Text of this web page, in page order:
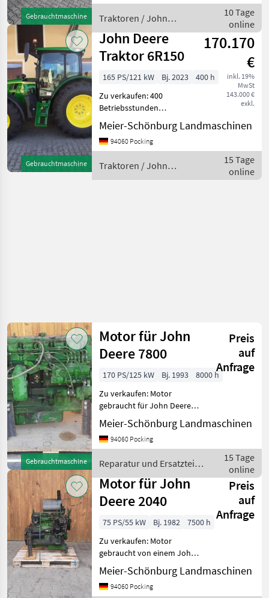
Gebrauchtmaschine
Sensin
Traktoren / John
Deere
10 Tage
online
Gebrauchtmaschine
John Deere
Traktor 6R150
170.170
€
inkl. 19%
MwSt
143.000 €
exkl.
165 PS/121 kW Bj. 2023
400 h
Zu verkaufen: 400
Betriebsstunden
JohnDeere 6R150 4
Zylinder, super Traktor,
Zustand wie neu AutoPowr
ComfortView-Kabine
CommandARM
Meier-Schönburg Landmaschinen
94060 Pocking
Traktoren / John
Deere
15 Tage
online
Gebrauchtmaschine
Motor für John
Deere 7800
Preis
auf
Anfrage
170 PS/125 kW Bj. 1993
8000 h
Zu verkaufen: Motor
gebraucht für John Deere
7800 Wir sind Händler,
Reparaturwerkstatt speziell
für JohnDeere Traktoren an
Tausende n
Meier-Schönburg Landmaschinen
94060 Pocking
Reparatur und Ersatzteile
/ John Deere
15 Tage
online
Motor für John
Deere 2040
Preis
auf
Anfrage
75 PS/55 kW Bj. 1982
7500 h
Zu verkaufen: Motor
gebraucht von einem John
Deere 2040 Passt in 1640,
2040, 2250, 2450. Passt
teilweise auch in 2140, 2250,
Meier-Schönburg Landmaschinen
94060 Pocking